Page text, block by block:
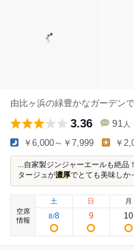
由比ヶ浜の緑豊かなガーデン
3.36 91 人
￥6,000～￥7,999 ￥
...自家製ジンジャーエールも絶
タージュが濃厚でとても美味し
空席
情報
土
8/8
日
9
月
10